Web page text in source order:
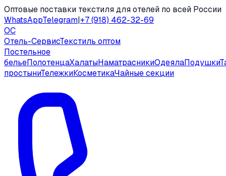
Оптовые поставки текстиля для отелей по всей России
WhatsAppTelegram|+7 (918) 462-32-69
ОС
Отель-СервисТекстиль оптом
Постельное
бельеПолотенцаХалатыНаматрасникиОдеялаПодушки
простыниТележкиКосметикаЧайные секции